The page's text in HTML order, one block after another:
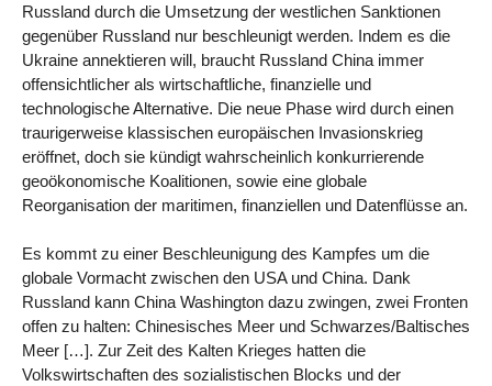
Russland durch die Umsetzung der westlichen Sanktionen
gegenüber Russland nur beschleunigt werden. Indem es die
Ukraine annektieren will, braucht Russland China immer
offensichtlicher als wirtschaftliche, finanzielle und
technologische Alternative. Die neue Phase wird durch einen
traurigerweise klassischen europäischen Invasionskrieg
eröffnet, doch sie kündigt wahrscheinlich konkurrierende
geoökonomische Koalitionen, sowie eine globale
Reorganisation der maritimen, finanziellen und Datenflüsse an.
Es kommt zu einer Beschleunigung des Kampfes um die
globale Vormacht zwischen den USA und China. Dank
Russland kann China Washington dazu zwingen, zwei Fronten
offen zu halten: Chinesisches Meer und Schwarzes/Baltisches
Meer […]. Zur Zeit des Kalten Krieges hatten die
Volkswirtschaften des sozialistischen Blocks und der